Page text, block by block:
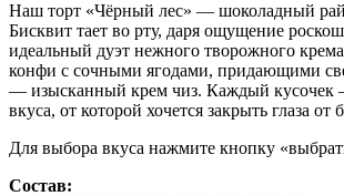
Наш торт «Чёрный лес» — шоколадный рай
Бисквит тает во рту, даря ощущение
идеальный дуэт нежного творожного
конфи с сочными ягодами, придающими
— изысканный крем чиз. Каждый кусочек
вкуса, от которой хочется закрыть глаза от
Для выбора вкуса нажмите кнопку
Состав: